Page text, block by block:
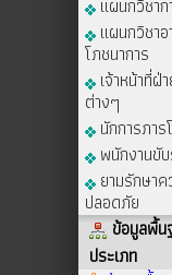
แผนกวิชา
แผนกวิชา
โภชนาการ
เจ้าหน้าที่ฝ่
ต่างๆ
นักการภาร
พนักงานขั
ยามรักษาค
ปลอดภัย
ข้อมูลพื้
ประเภท